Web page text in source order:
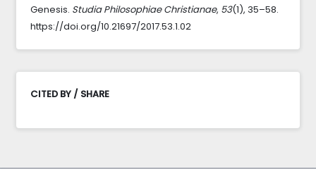
Genesis. Studia Philosophiae Christianae, 53(1), 35–58.
https://doi.org/10.21697/2017.53.1.02
CITED BY / SHARE